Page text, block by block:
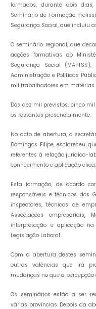
formados, durante dois
Seminário de Formação
Segurança Social, que incluiu
O seminário regional, que
acções formativas do
Segurança Social
Administração e Políticas
mil trabalhadores em matérias
Dos dez mil previstos, cinco
os restantes presencialmente.
No acto de abertura, ‎o
Domingos Filipe, esclareceu
referentes à relação jurídico-
conhecimento e aplicação
‎Esta formação, de acordo
responsáveis e técnicos dos
inspectores, técnicos de
Associações empresariais,
interpretação e aplicação
Legislação Laboral.
‎Com a abertura destes
outras valências que irá
mudanças no que a
Os seminários estão a ser
várias províncias. Depois da